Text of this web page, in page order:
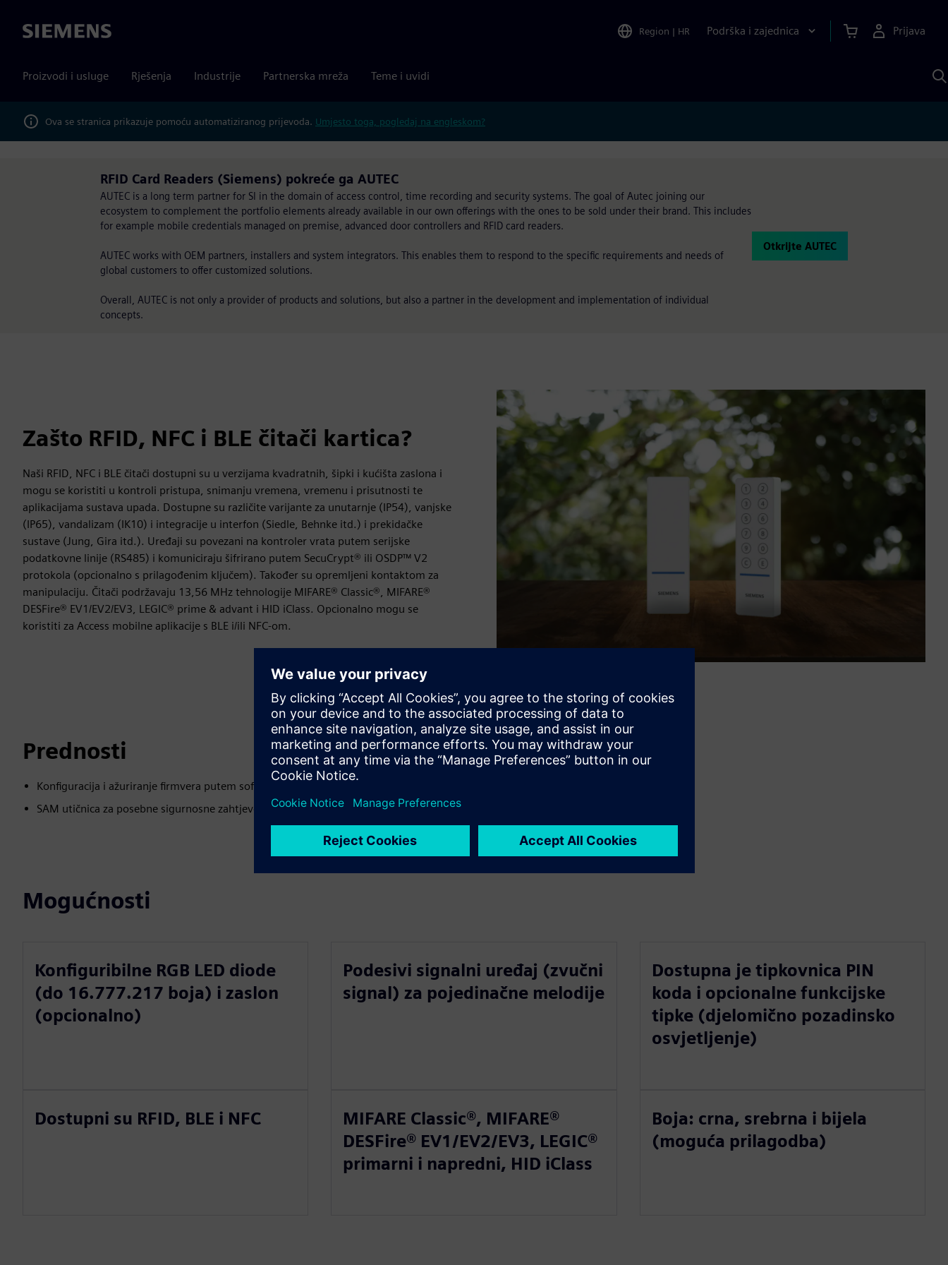
Siemens Region | HR Podrška i zajednica Prijava
Proizvodi i usluge Rješenja Industrije Partnerska mreža Teme i uvidi
Ova se stranica prikazuje pomoću automatiziranog prijevoda. Umjesto toga, pogledaj na engleskom?
RFID Card Readers (Siemens) pokreće ga AUTEC
AUTEC is a long term partner for SI in the domain of access control, time recording and security systems. The goal of Autec joining our
ecosystem to complement the portfolio elements already available in our own offerings with the ones to be sold under their brand. This includes
for example mobile credentials managed on premise, advanced door controllers and RFID card readers.
AUTEC works with OEM partners, installers and system integrators. This enables them to respond to the specific requirements and needs of
global customers to offer customized solutions.
Overall, AUTEC is not only a provider of products and solutions, but also a partner in the development and implementation of individual
concepts.
Otkrijte AUTEC
Zašto RFID, NFC i BLE čitači kartica?
Naši RFID, NFC i BLE čitači dostupni su u verzijama kvadratnih, šipki i kućišta zaslona i
mogu se koristiti u kontroli pristupa, snimanju vremena, vremenu i prisutnosti te
aplikacijama sustava upada. Dostupne su različite varijante za unutarnje (IP54), vanjske
(IP65), vandalizam (IK10) i integracije u interfon (Siedle, Behnke itd.) i prekidačke
sustave (Jung, Gira itd.). Uređaji su povezani na kontroler vrata putem serijske
podatkovne linije (RS485) i komuniciraju šifrirano putem SecuCrypt® ili OSDP™ V2
protokola (opcionalno s prilagođenim ključem). Također su opremljeni kontaktom za
manipulaciju. Čitači podržavaju 13,56 MHz tehnologije MIFARE® Classic®, MIFARE®
DESFire® EV1/EV2/EV3, LEGIC® prime & advant i HID iClass. Opcionalno mogu se
koristiti za Access mobilne aplikacije s BLE i/ili NFC-om.
Prednosti
Konfiguracija i ažuriranje firmvera putem softvera (OSDP™ V2 i SecuCrypt®)
SAM utičnica za posebne sigurnosne zahtjeve (modul sigurnog pristupa)
Mogućnosti
Konfiguribilne RGB LED diode
(do 16.777.217 boja) i zaslon
(opcionalno)
Podesivi signalni uređaj (zvučni
signal) za pojedinačne melodije
Dostupna je tipkovnica PIN
koda i opcionalne funkcijske
tipke (djelomično pozadinsko
osvjetljenje)
Dostupni su RFID, BLE i NFC
MIFARE Classic®, MIFARE®
DESFire® EV1/EV2/EV3, LEGIC®
primarni i napredni, HID iClass
Boja: crna, srebrna i bijela
(moguća prilagodba)